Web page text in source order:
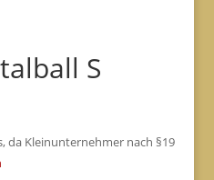
S
da Kleinunternehmer nach §19